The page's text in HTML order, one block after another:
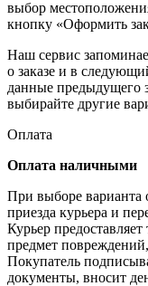
выбор
кнопку «Оформить
Наш сервис
о заказе и в
данные предыдущего
выбирайте другие
Оплата
Оплата наличными
При выборе
приезда курьера и
Курьер
предмет
Покупатель
документы, вносит